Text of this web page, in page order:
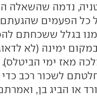
נדמה שהשאלה
כל הפעמים שהגעתם
בגלל ששכחתם
ימינה (לא
מאז ימי הביטלס).
לשכור רכב
או הביג בן,